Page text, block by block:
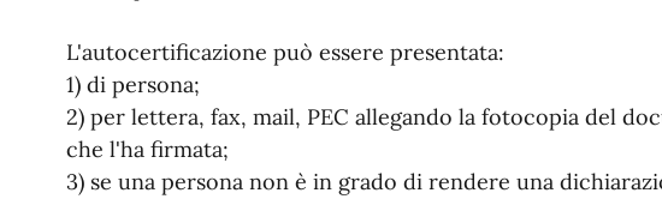
L'autocertificazione può essere presentata:
1) di persona;
2) per lettera, fax, mail, PEC allegando la fotocopia del
che l'ha firmata;
3) se una persona non è in grado di rendere una